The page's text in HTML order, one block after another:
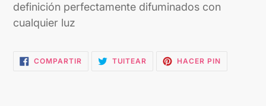
definición perfectamente difuminados con
cualquier luz
COMPARTIRCOMPARTIR
EN
TUITEAR TUITEARHACER PINPINEAR
EN